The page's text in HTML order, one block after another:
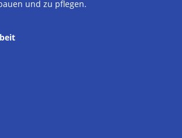
und zu pflegen.